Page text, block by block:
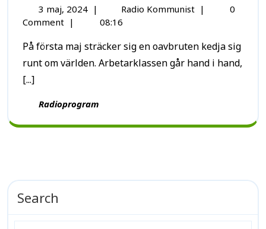
3 maj, 2024 | Radio Kommunist |
0
Comment | 08:16
På första maj sträcker sig en oavbruten kedja sig
runt om världen. Arbetarklassen går hand i hand,
[...]
Radioprogram
Search